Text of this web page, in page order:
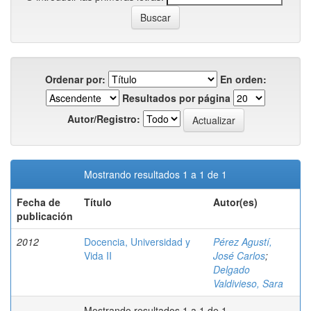
Ordenar por:
En orden:
Resultados por página
Autor/Registro:
Mostrando resultados 1 a 1 de 1
Fecha de
publicación
Título Autor(es)
2012
Docencia, Universidad y
Vida II
Pérez Agustí,
José Carlos;
Delgado
Valdivieso, Sara